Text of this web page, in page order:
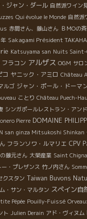
ジャン・ダール 自然派ワイン
Qui évolue le Monde 自然派
赤間さん、藤山さん ＢＭОの
Sakagami Président
Katsuyama san Nuits Saint-
フラコン アルザス OGM サロ
コ ヤニック・アミロ Château
ルゴ ジャン・ポール・ドーマ
ことり Château Puech-
シンガポールレストラン・アン
Pierre DOMAINE
san ginza Mitsukoshi Shinkan
フランソワ・ルマリエ CPV
藤元さん 大榮産業 Saint
ー・プレザンス 竹ノ内さん
クスタン Taiwan Buvons
・サン・マルタン スペイン自
Pépée Pouilly-Fuissé
ト Julien Derain アド・ヴィヌム